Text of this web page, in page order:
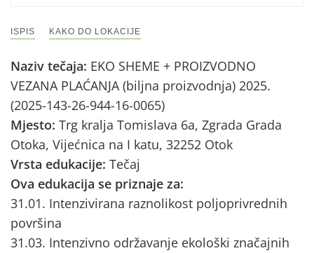
ISPIS KAKO DO LOKACIJE
Naziv tečaja: EKO SHEME + PROIZVODNO
VEZANA PLAĆANJA (biljna proizvodnja) 2025.
(2025-143-26-944-16-0065)
Mjesto: Trg kralja Tomislava 6a, Zgrada Grada
Otoka, Vijećnica na I katu, 32252 Otok
Vrsta edukacije: Tečaj
Ova edukacija se priznaje za:
31.01. Intenzivirana raznolikost poljoprivrednih
površina
31.03. Intenzivno održavanje ekološki značajnih